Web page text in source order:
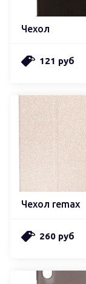
Чехол
121 руб
Чехол remax
260 руб